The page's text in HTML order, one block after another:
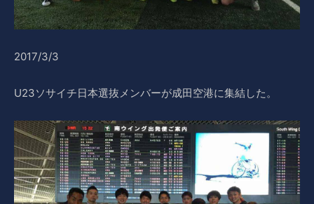
2017/3/3
U23ソサイチ日本選抜メンバーが成田空港に集結した。